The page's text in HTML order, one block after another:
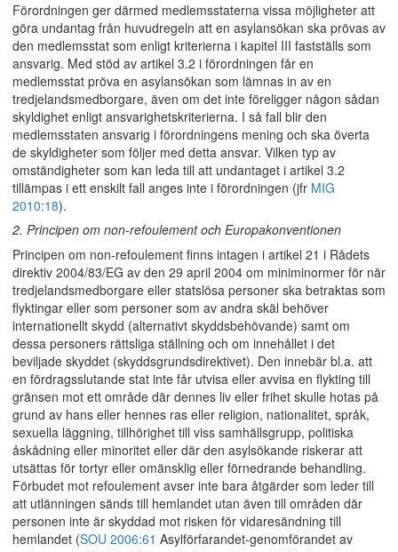
Förordningen ger därmed medlemsstaterna vissa möjligheter att
göra undantag från huvudregeln att en asylansökan ska prövas av
den medlemsstat som enligt kriterierna i kapitel III fastställs som
ansvarig. Med stöd av artikel 3.2 i förordningen får en
medlemsstat pröva en asylansökan som lämnas in av en
tredjelandsmedborgare, även om det inte föreligger någon sådan
skyldighet enligt ansvarighetskriterierna. I så fall blir den
medlemsstaten ansvarig i förordningens mening och ska överta
de skyldigheter som följer med detta ansvar. Vilken typ av
omständigheter som kan leda till att undantaget i artikel 3.2
tillämpas i ett enskilt fall anges inte i förordningen (jfr MIG
2010:18).
2. Principen om non-refoulement och Europakonventionen
Principen om non-refoulement finns intagen i artikel 21 i Rådets
direktiv 2004/83/EG av den 29 april 2004 om miniminormer för när
tredjelandsmedborgare eller statslösa personer ska betraktas som
flyktingar eller som personer som av andra skäl behöver
internationellt skydd (alternativt skyddsbehövande) samt om
dessa personers rättsliga ställning och om innehållet i det
beviljade skyddet (skyddsgrundsdirektivet). Den innebär bl.a. att
en fördragsslutande stat inte får utvisa eller avvisa en flykting till
gränsen mot ett område där dennes liv eller frihet skulle hotas på
grund av hans eller hennes ras eller religion, nationalitet, språk,
sexuella läggning, tillhörighet till viss samhällsgrupp, politiska
åskådning eller minoritet eller där den asylsökande riskerar att
utsättas för tortyr eller omänsklig eller förnedrande behandling.
Förbudet mot refoulement avser inte bara åtgärder som leder till
att utlänningen sänds till hemlandet utan även till områden där
personen inte är skyddad mot risken för vidaresändning till
hemlandet (SOU 2006:61 Asylförfarandet-genomförandet av